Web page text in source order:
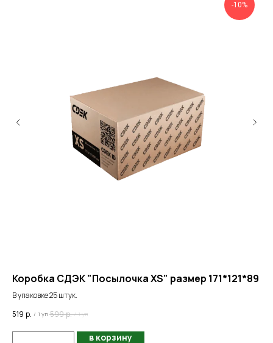
-10%
Коробка СДЭК "Посылочка XS" размер 171*121*89
В упаковке 25 штук.
519 р. / 1 уп 599р. / 1 уп
в корзину